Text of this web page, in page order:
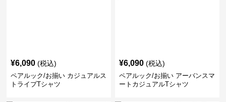
¥6,090 (税込)
ペアルック/お揃い カジュアルス
トライプTシャツ
¥6,090 (税込)
ペアルック/お揃い アーバンスマ
ートカジュアルTシャツ